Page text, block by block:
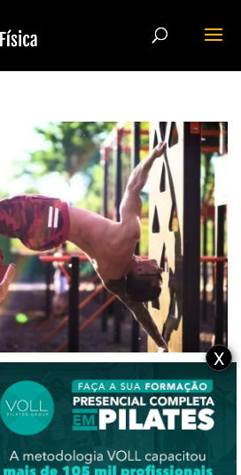
foco em força, resistência e
9, 2025| Esportes,Outros Esportes
uma luta ou aguentar vários minutos
X